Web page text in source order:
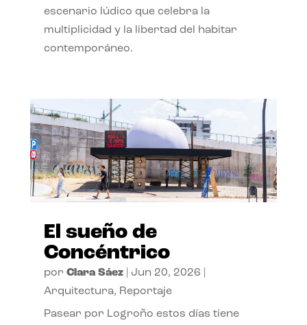
escenario lúdico que celebra la
multiplicidad y la libertad del habitar
contemporáneo.
El sueño de
Concéntrico
por Clara Sáez| Jun 20, 2026
Arquitectura, Reportaje
Pasear por Logroño estos días tiene